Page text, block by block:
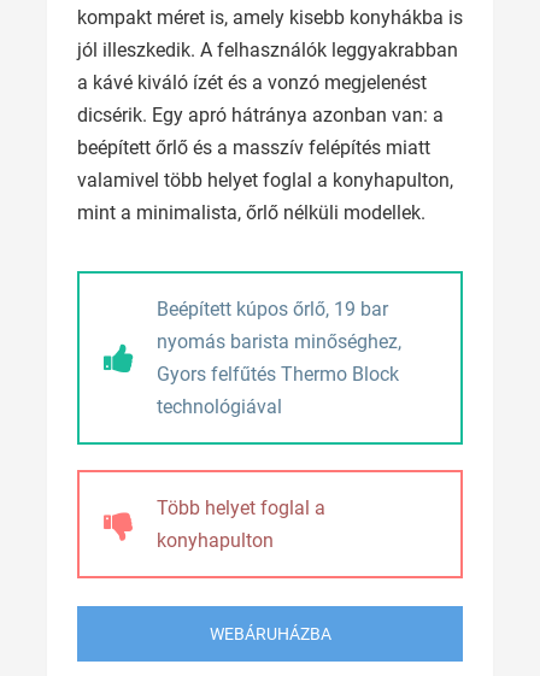
kompakt méret is, amely kisebb konyhákba is
jól illeszkedik. A felhasználók leggyakrabban
a kávé kiváló ízét és a vonzó megjelenést
dicsérik. Egy apró hátránya azonban van: a
beépített őrlő és a masszív felépítés miatt
valamivel több helyet foglal a konyhapulton,
mint a minimalista, őrlő nélküli modellek.
Beépített kúpos őrlő, 19 bar
nyomás barista minőséghez,
Gyors felfűtés Thermo Block
technológiával
Több helyet foglal a
konyhapulton
WEBÁRUHÁZBA